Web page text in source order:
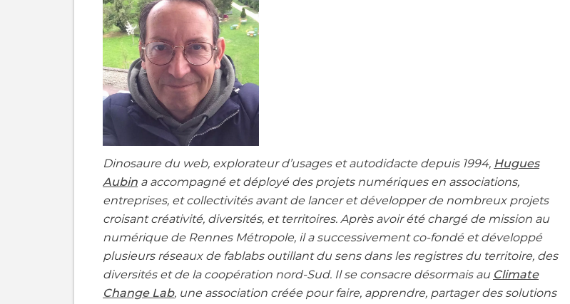
Dinosaure du web, explorateur d’usages et autodidacte depuis 1994, Hugues
Aubin a accompagné et déployé des projets numériques en associations,
entreprises, et collectivités avant de lancer et développer de nombreux projets
croisant créativité, diversités, et territoires. Après avoir été chargé de mission au
numérique de Rennes Métropole, il a successivement co-fondé et développé
plusieurs réseaux de fablabs outillant du sens dans les registres du territoire, des
diversités et de la coopération nord-Sud. Il se consacre désormais au Climate
Change Lab, une association créée pour faire, apprendre, partager des solutions